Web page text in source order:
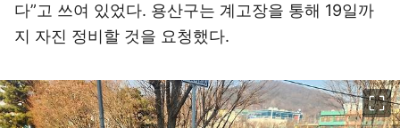
다”고 쓰여 있었다. 용산구는 계고장을 통해 19일까
지 자진 정비할 것을 요청했다.